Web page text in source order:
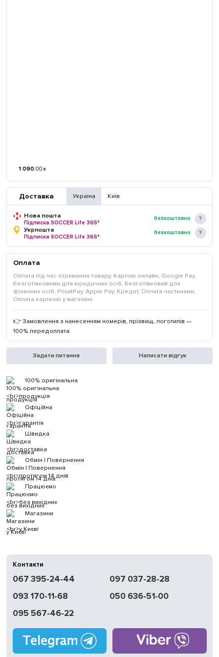
1 090.00 ₴
Доставка Україна Київ
Нова пошта
Підписка SOCCER Life 365*
безкоштовно
Укрпошта
Підписка SOCCER Life 365*
безкоштовно
Оплата
Оплата під час отримання товару, Картою онлайн, Google Pay,
Безготівковими для юридичних осіб, Безготівковий для
фізичних осіб, PrivatPay, Apple Pay, Кредит, Оплата частинами,
Оплата карткою у магазині.
👉 Замовлення з нанесенням номерів, прізвищ, логотипів —
100% передоплата.
Задати питання Написати відгук
100% оригінальна
продукція
Офіційна
гарантія
Швидка
доставка
Обмін | Повернення
протягом 14 днів
Працюємо
без вихідних
Магазини
у Києві
Контакти
067 395-24-44
097 037-28-28
093 170-11-68
050 636-51-00
095 567-46-22